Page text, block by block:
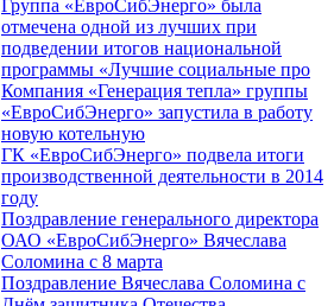
Группа «ЕвроСибЭнерго» была
отмечена одной из лучших при
подведении итогов национальной
программы «Лучшие социальные про
Компания «Генерация тепла» группы
«ЕвроСибЭнерго» запустила в работу
новую котельную
ГК «ЕвроСибЭнерго» подвела итоги
производственной деятельности в 2014
году
Поздравление генерального директора
ОАО «ЕвроСибЭнерго» Вячеслава
Соломина с 8 марта
Поздравление Вячеслава Соломина с